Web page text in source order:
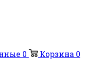
0 Корзина 0